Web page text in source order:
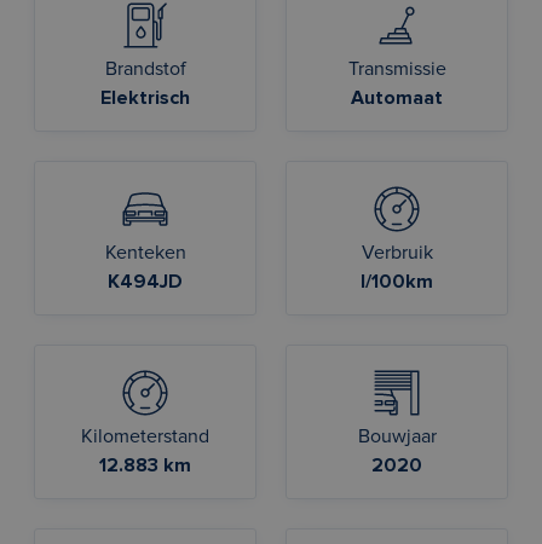
Brandstof
Elektrisch
Transmissie
Automaat
Kenteken
K494JD
Verbruik
l/100km
Kilometerstand
12.883 km
Bouwjaar
2020